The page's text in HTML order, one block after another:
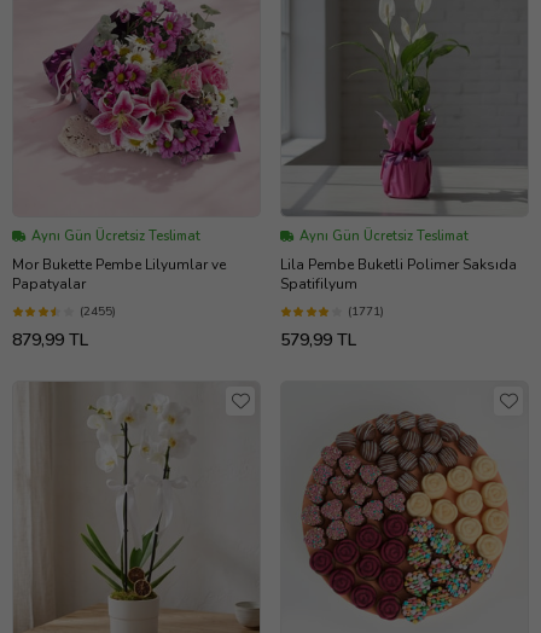
Aynı Gün Ücretsiz Teslimat
Mor Bukette Pembe Lilyumlar ve
Papatyalar
(2455)
879,99 TL
Aynı Gün Ücretsiz Teslimat
Lila Pembe Buketli Polimer Saksıda
Spatifilyum
(1771)
579,99 TL